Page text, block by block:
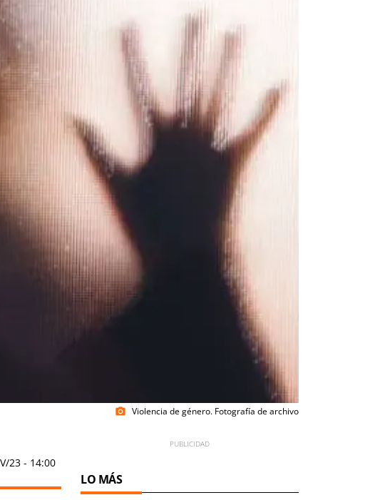
photo_camera Violencia de género. Fotografía de archivo
23 - 14:00
LO MÁS